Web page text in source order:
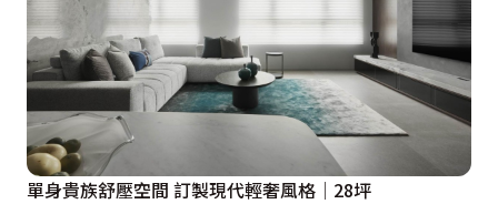
單身貴族舒壓空間 訂製現代輕奢風格│28坪